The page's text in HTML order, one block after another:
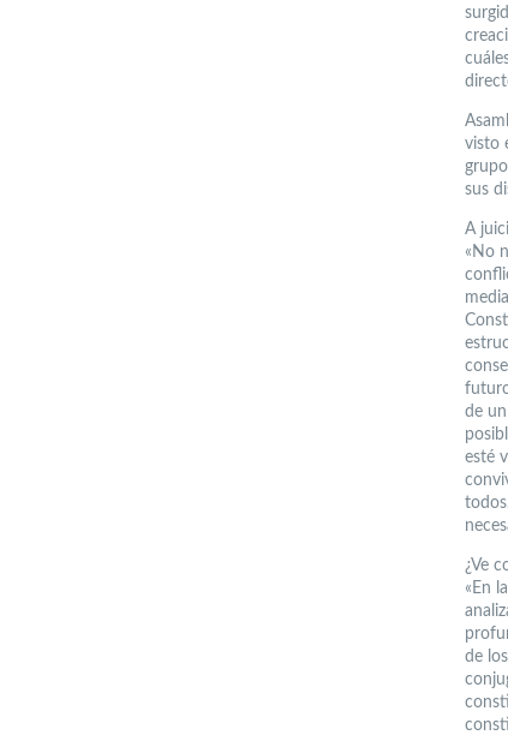
visto
sus
A
«No
de
esté
¿Ve
«En
de